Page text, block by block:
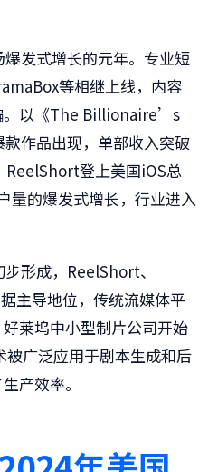
发式增长的元年。专业短
等相继上线，内容
。以《The Billionaire’s
作品出现，单部收入突破
ReelShort登上美国iOS总
量的爆发式增长，行业进入
形成，ReelShort、
主导地位，传统流媒体平
莱坞中小型制片公司开始
被广泛应用于剧本生成和后
产效率。